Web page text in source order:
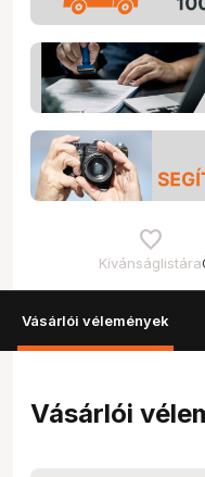
Kívánságlistára
Vásárlói vélemények
Vásárlói